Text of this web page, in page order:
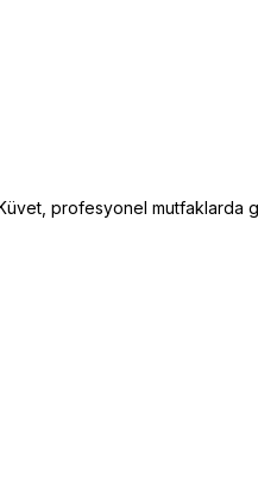
profesyonel mutfaklarda